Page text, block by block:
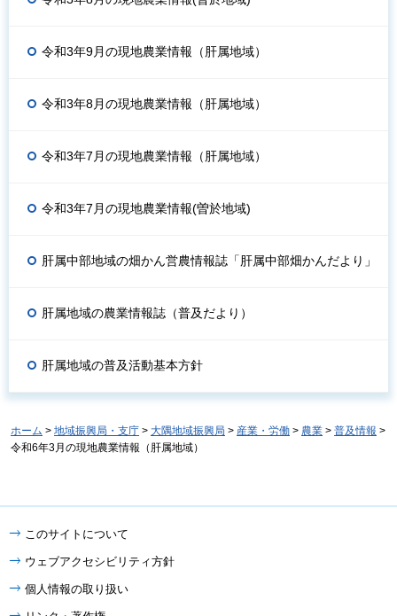
令和3年9月の現地農業情報（肝属地域）
令和3年8月の現地農業情報（肝属地域）
令和3年7月の現地農業情報（肝属地域）
令和3年7月の現地農業情報(曽於地域)
肝属中部地域の畑かん営農情報誌「肝属中部畑かんだより」
肝属地域の農業情報誌（普及だより）
肝属地域の普及活動基本方針
ホーム > 地域振興局・支庁 > 大隅地域振興局 > 産業・労働 > 農業 > 普及情報 >
令和6年3月の現地農業情報（肝属地域）
このサイトについて
ウェブアクセシビリティ方針
個人情報の取り扱い